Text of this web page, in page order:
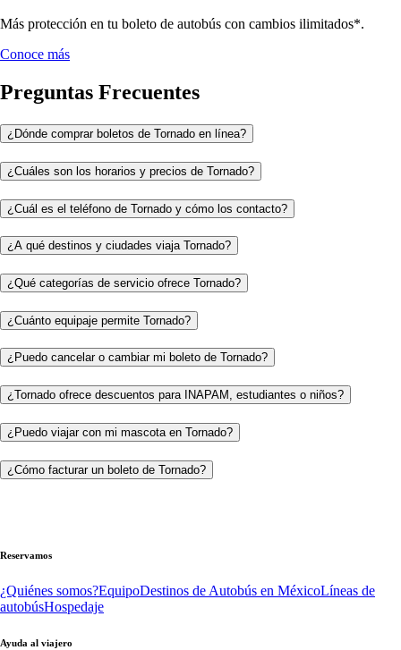
Más protección en tu boleto de autobús con cambios ilimitados*.
Conoce más
Preguntas Frecuentes
¿Dónde comprar boletos de Tornado en línea?
¿Cuáles son los horarios y precios de Tornado?
¿Cuál es el teléfono de Tornado y cómo los contacto?
¿A qué destinos y ciudades viaja Tornado?
¿Qué categorías de servicio ofrece Tornado?
¿Cuánto equipaje permite Tornado?
¿Puedo cancelar o cambiar mi boleto de Tornado?
¿Tornado ofrece descuentos para INAPAM, estudiantes o niños?
¿Puedo viajar con mi mascota en Tornado?
¿Cómo facturar un boleto de Tornado?
Reservamos
¿Quiénes somos?EquipoDestinos de Autobús en MéxicoLíneas de
autobúsHospedaje
Ayuda al viajero